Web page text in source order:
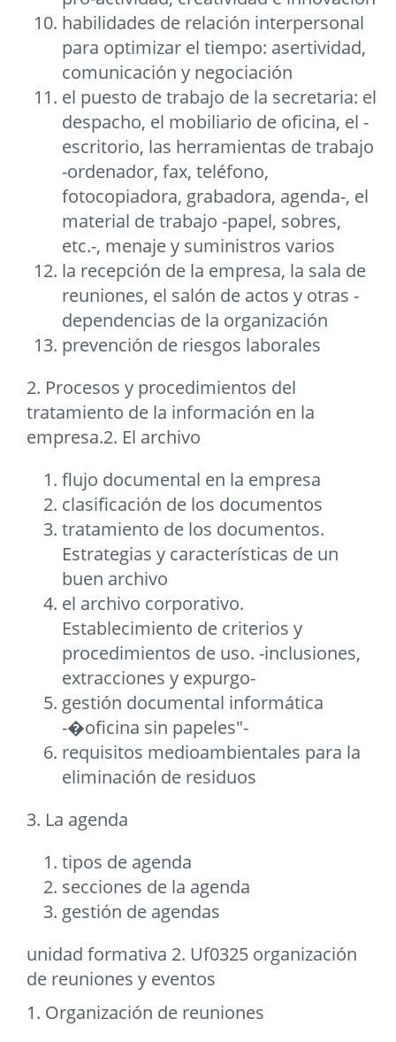
habilidades de relación interpersonal
para optimizar el tiempo: asertividad,
comunicación y negociación
el puesto de trabajo de la secretaria: el
despacho, el mobiliario de oficina, el -
escritorio, las herramientas de trabajo
-ordenador, fax, teléfono,
fotocopiadora, grabadora, agenda-, el
material de trabajo -papel, sobres,
etc.-, menaje y suministros varios
la recepción de la empresa, la sala de
reuniones, el salón de actos y otras -
dependencias de la organización
prevención de riesgos laborales
2. Procesos y procedimientos del
tratamiento de la información en la
empresa.2. El archivo
flujo documental en la empresa
clasificación de los documentos
tratamiento de los documentos.
Estrategias y características de un
buen archivo
el archivo corporativo.
Establecimiento de criterios y
procedimientos de uso. -inclusiones,
extracciones y expurgo-
gestión documental informática
-�oficina sin papeles"-
requisitos medioambientales para la
eliminación de residuos
3. La agenda
tipos de agenda
secciones de la agenda
gestión de agendas
unidad formativa 2. Uf0325 organización
de reuniones y eventos
1. Organización de reuniones